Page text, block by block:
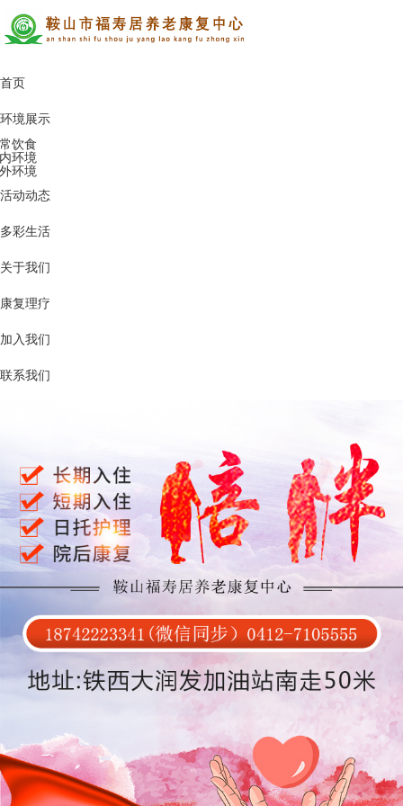
首页
环境展示
饮食
环境
环境
活动动态
多彩生活
关于我们
康复理疗
加入我们
联系我们